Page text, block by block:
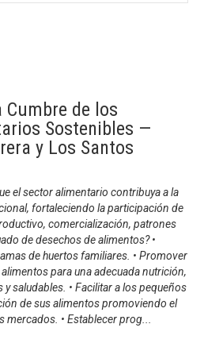
de los
Sostenibles —
y Los Santos
el sector alimentario contribuya a la
fortaleciendo la participación de
comercialización, patrones
de desechos de alimentos? •
de huertos familiares. • Promover
para una adecuada nutrición,
saludables. • Facilitar a los pequeños
de sus alimentos promoviendo el
mercados. • Establecer prog